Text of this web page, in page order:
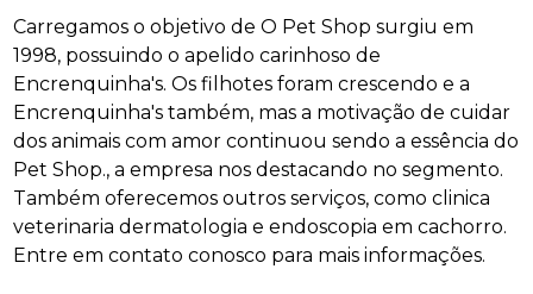
Carregamos o objetivo de O Pet Shop surgiu em
1998, possuindo o apelido carinhoso de
Encrenquinha's. Os filhotes foram crescendo e a
Encrenquinha's também, mas a motivação de cuidar
dos animais com amor continuou sendo a essência do
Pet Shop., a empresa nos destacando no segmento.
Também oferecemos outros serviços, como clinica
veterinaria dermatologia e endoscopia em cachorro.
Entre em contato conosco para mais informações.